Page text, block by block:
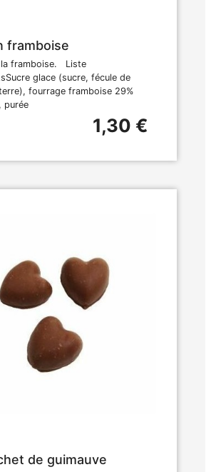
framboise
la framboise. Liste
glace (sucre, fécule de
fourrage framboise 29%
purée
1,30 €
de guimauve